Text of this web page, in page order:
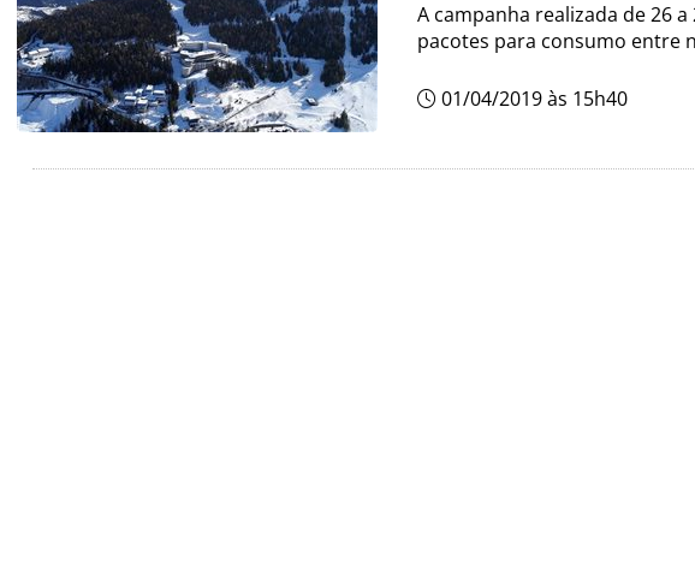
A campanha realizada de 26
pacotes para consumo entre
01/04/2019 às 15h40